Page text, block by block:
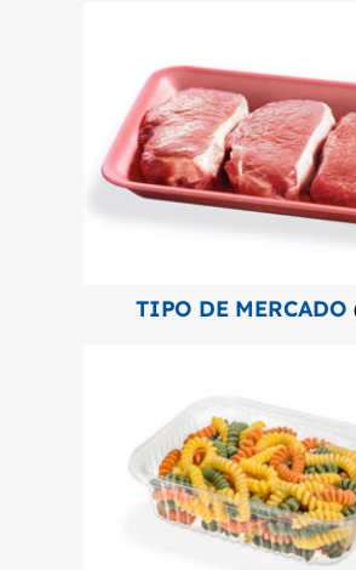
TIPO DE MERCADO